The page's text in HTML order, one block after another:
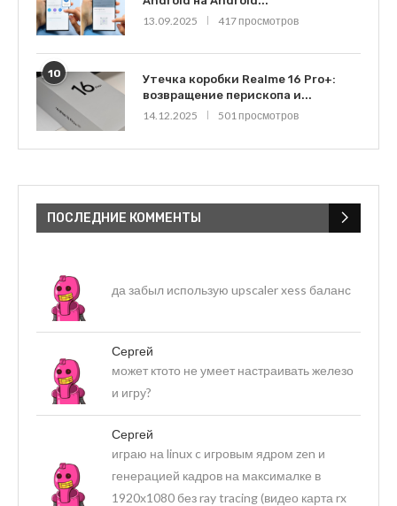
13.09.2025
417 просмотров
10
Утечка коробки Realme 16 Pro+:
возвращение перископа и...
14.12.2025
501 просмотров
ПОСЛЕДНИЕ КОММЕНТЫ
да забыл использую upscaler xess баланс
Сергей
может ктото не умеет настраивать железо
и игру?
Сергей
играю на linux c игровым ядром zen и
генерацией кадров на максималке в
1920х1080 без ray tracing (видео карта rx